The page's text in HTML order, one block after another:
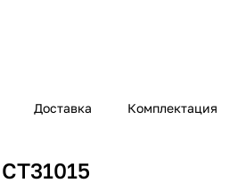
Доставка Комплектация